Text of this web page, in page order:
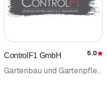
3096 Oberbalm
3097 Liebefeld
3214 Ulmiz
ControlF1 GmbH 5.0
Gartenbau und Gartenpflege • Gartenbau Gartenpflege • Gartenunterhalt • Baumpflege • Hauswartungen Liegenschaftenservice • Facility Management • Hauswartungen privat • Reinigungsfirma • Reinigungsunternehmung